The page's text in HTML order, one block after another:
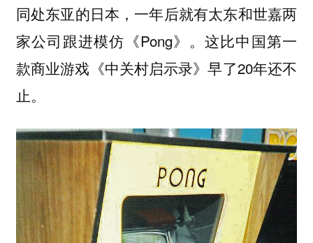
同处东亚的日本，一年后就有太东和世嘉两
家公司跟进模仿《Pong》。这比中国第一
款商业游戏《中关村启示录》早了20年还不
止。